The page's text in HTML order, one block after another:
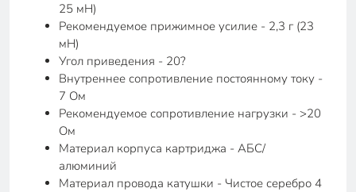
25 мН)
Рекомендуемое прижимное усилие - 2,3 г (23
мН)
Угол приведения - 20?
Внутреннее сопротивление постоянному току -
7 Ом
Рекомендуемое сопротивление нагрузки - >20
Ом
Материал корпуса картриджа - АБС/
алюминий
Материал провода катушки - Чистое серебро 4